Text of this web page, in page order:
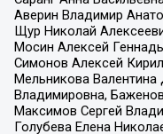
Аверин Владимир
Щур Николай
Мосин Алексей
Симонов Алексей
Мельникова Валентина
Владимировна,
Максимов Сергей
Голубева Елена